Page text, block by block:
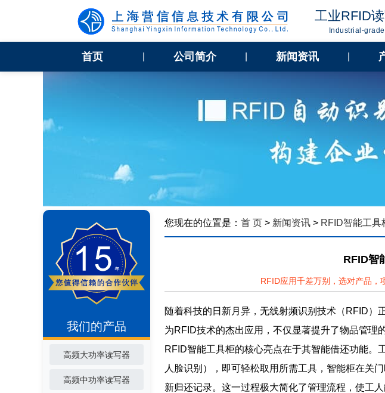
工业RFID
Industrial-
首页 公司简介 新闻资讯
我们的产品
高频大功率读写器
高频中功率读写器
您现在的位置是： 首 页 > 新闻资讯 > RFID智能工具
RFID智
RFID应用千差万别，选对产品，
随着科技的日新月异，无线射频识别技术（RFID
为RFID技术的杰出应用，不仅显著提升了物品管理
RFID智能工具柜的核心亮点在于其智能借还功能
人脸识别），即可轻松取用所需工具，智能柜在关
新归还记录。这一过程极大简化了管理流程，使工人